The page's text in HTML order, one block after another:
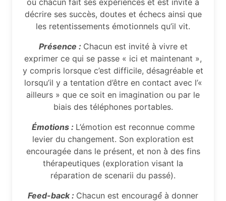
décrire ses succès, doutes et échecs ainsi que
les retentissements émotionnels qu’il vit.
Présence : Chacun est invité à vivre et
exprimer ce qui se passe « ici et maintenant »,
y compris lorsque c’est difficile, désagréable et
lorsqu’il y a tentation d’être en contact avec l’«
ailleurs » que ce soit en imagination ou par le
biais des téléphones portables.
Émotions : L’émotion est reconnue comme
levier du changement. Son exploration est
encouragée dans le présent, et non à̀ des fins
thérapeutiques (exploration visant la
réparation de scenarii du passé).
Feed-back : Chacun est encouragé́ à donner